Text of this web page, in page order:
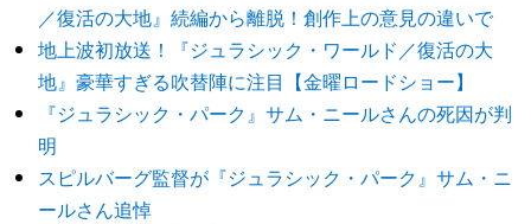
／復活の大地』続編から離脱！創作上の意見の違いで
地上波初放送！『ジュラシック・ワールド／復活の大
地』豪華すぎる吹替陣に注目【金曜ロードショー】
『ジュラシック・パーク』サム・ニールさんの死因が判
明
スピルバーグ監督が『ジュラシック・パーク』サム・ニ
ールさん追悼